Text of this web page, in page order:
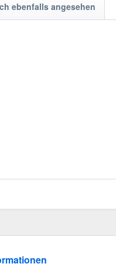
ebenfalls angesehen